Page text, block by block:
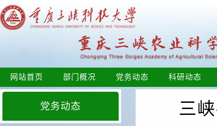
网站首页 部门概况 党务动态 科研动态
党务动态 三